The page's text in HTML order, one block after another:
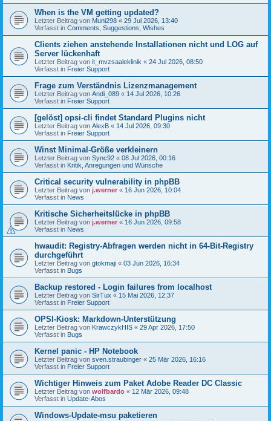
When is the VM getting updated?
Letzter Beitrag von Muni298 « 29 Jul 2026, 13:40
Verfasst in Comments, Suggestions, Wishes
Clients ziehen anstehende Installationen nicht und LOG auf
Server lückenhaft
Letzter Beitrag von it_mvzsaaleklinik « 24 Jul 2026, 08:50
Verfasst in Freier Support
Frage zum Verständnis Lizenzmanagement
Letzter Beitrag von Andi_089 « 14 Jul 2026, 10:26
Verfasst in Freier Support
[gelöst] opsi-cli findet Standard Plugins nicht
Letzter Beitrag von AlexB « 14 Jul 2026, 09:30
Verfasst in Freier Support
Winst Minimal-Größe verkleinern
Letzter Beitrag von Sync92 « 08 Jul 2026, 00:16
Verfasst in Kritik, Anregungen und Wünsche
Critical security vulnerability in phpBB
Letzter Beitrag von j.werner « 16 Jun 2026, 10:04
Verfasst in News
Kritische Sicherheitslücke in phpBB
Letzter Beitrag von j.werner « 16 Jun 2026, 09:58
Verfasst in News
hwaudit: Registry-Abfragen werden nicht in 64-Bit-Registry
durchgeführt
Letzter Beitrag von gtokmaji « 03 Jun 2026, 16:34
Verfasst in Bugs
Backup restored - Login failures from localhost
Letzter Beitrag von SirTux « 15 Mai 2026, 12:37
Verfasst in Freier Support
OPSI-Kiosk: Markdown-Unterstützung
Letzter Beitrag von KrawczykHIS « 29 Apr 2026, 17:50
Verfasst in Bugs
Kernel panic - HP Notebook
Letzter Beitrag von sven.straubinger « 25 Mär 2026, 16:16
Verfasst in Freier Support
Wichtiger Hinweis zum Paket Adobe Reader DC Classic
Letzter Beitrag von wolfbardo « 12 Mär 2026, 09:48
Verfasst in Update-Abos
Windows-Update-msu paketieren